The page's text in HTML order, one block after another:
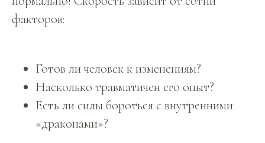
факторов:
Готов ли человек к изменениям?
Насколько травматичен его опыт?
Есть ли силы бороться с внутренними
«драконами»?